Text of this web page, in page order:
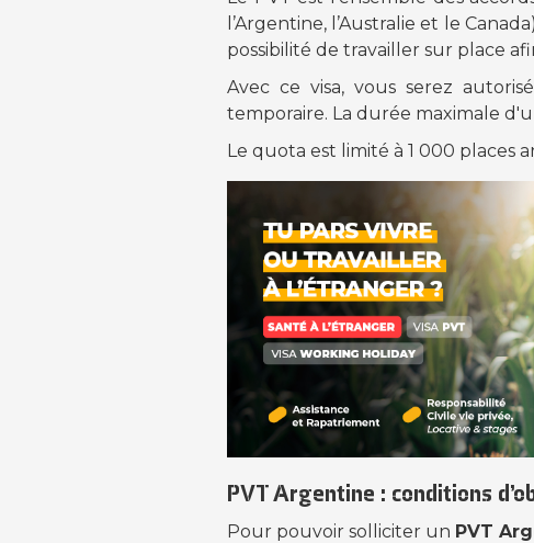
l’Argentine, l’Australie et le
possibilité de travailler sur place
Avec ce visa, vous serez
temporaire. La durée maximale
Le quota est limité à 1 000 places
PVT Argentine : conditions
Pour pouvoir solliciter un PVT